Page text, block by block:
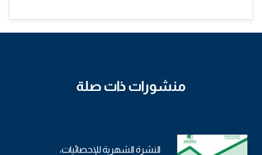
منشورات ذات صلة
النشرة الشهرية للإحصائيات،